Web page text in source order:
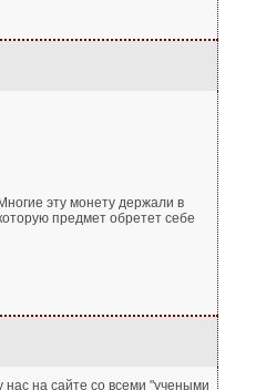
эту монету держали в
предмет обретет себе
на сайте со всеми "учеными